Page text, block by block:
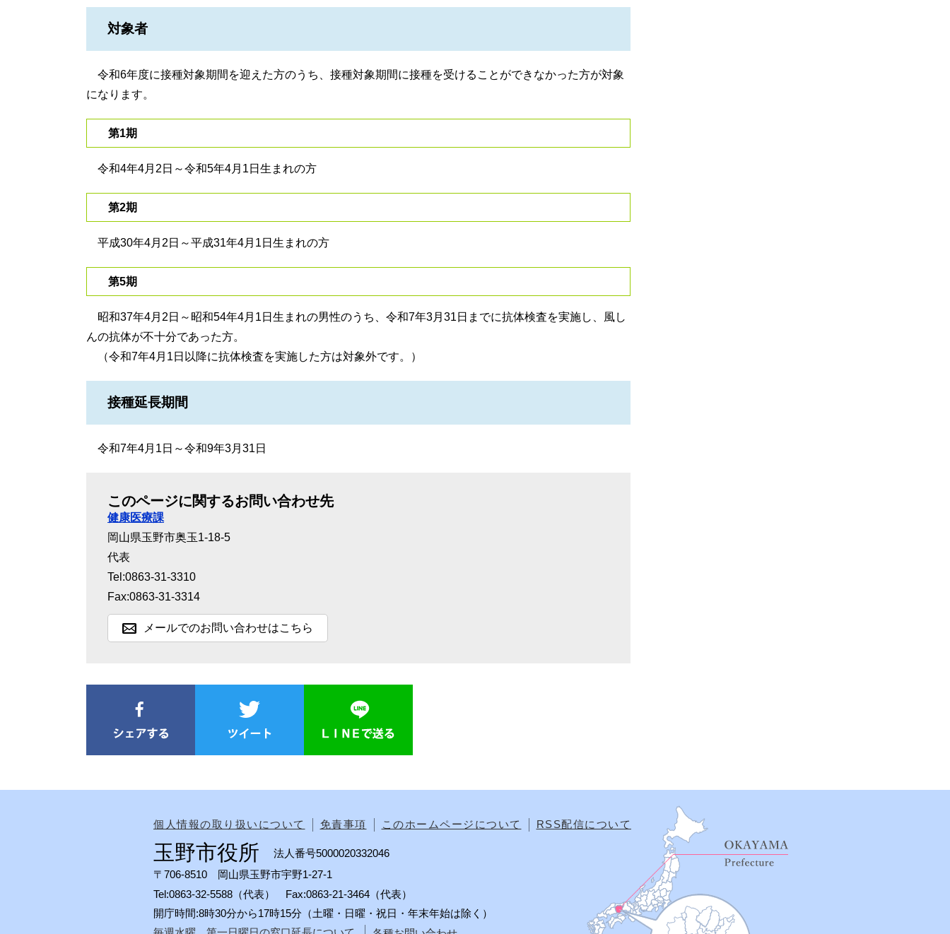
対象者
令和6年度に接種対象期間を迎えた方のうち、接種対象期間に接種を受けることができなかった方が対象
になります。
第1期
令和4年4月2日～令和5年4月1日生まれの方
第2期
平成30年4月2日～平成31年4月1日生まれの方
第5期
昭和37年4月2日～昭和54年4月1日生まれの男性のうち、令和7年3月31日までに抗体検査を実施し、風し
んの抗体が不十分であった方。
（令和7年4月1日以降に抗体検査を実施した方は対象外です。）
接種延長期間
令和7年4月1日～令和9年3月31日
このページに関するお問い合わせ先
健康医療課
岡山県玉野市奥玉1-18-5
代表
Tel:0863-31-3310
Fax:0863-31-3314
メールでのお問い合わせはこちら
個人情報の取り扱いについて 免責事項 このホームページについて RSS配信について
玉野市役所
法人番号5000020332046
〒706-8510 岡山県玉野市宇野1-27-1
Tel:0863-32-5588（代表） Fax:0863-21-3464（代表）
開庁時間:8時30分から17時15分（土曜・日曜・祝日・年末年始は除く）